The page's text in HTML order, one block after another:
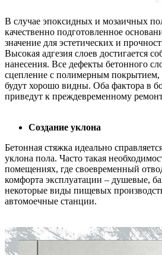
В случае эпоксидных и мозаичных
качественно подготовленное
значение для эстетических и
Высокая адгезия слоев достигается
нанесения. Все дефекты бетонного
сцепление с полимерным покрытием,
будут хорошо видны. Оба фактора в
приведут к преждевременному
Создание уклона
Бетонная стяжка идеально
уклона пола. Часто такая
помещениях, где своевременный
комфорта эксплуатации – душевые,
некоторые виды пищевых
автомоечные станции.